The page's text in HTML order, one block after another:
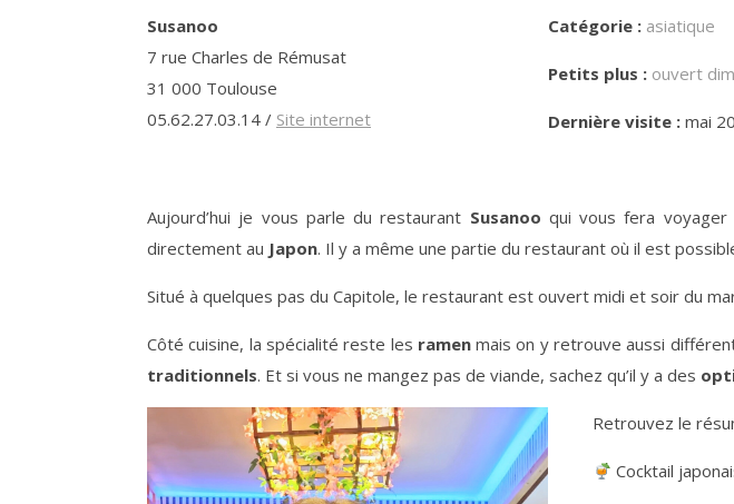
Susanoo
7 rue Charles de Rémusat
31 000 Toulouse
05.62.27.03.14 / Site internet
Catégorie : asiatique
Petits plus : ouvert
Dernière visite :mai
Aujourd’hui je vous parle du restaurant Susanoo qui vous fera
directement au Japon. Il y a même une partie du restaurant où il est
Situé à quelques pas du Capitole, le restaurant est ouvert midi et soir du
Côté cuisine, la spécialité reste les ramenmais on y retrouve aussi
traditionnels. Et si vous ne mangez pas de viande, sachez qu’il y a des
vidéo
Retrouvez le
Cocktail